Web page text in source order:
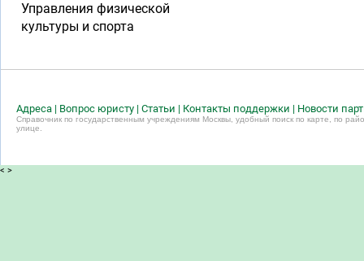
Управления физической
культуры и спорта
Адреса | Вопрос юристу | Статьи | Контакты поддержки | Новости
Справочник по государственным учреждениям Москвы, удобный поиск по карте, по
улице.
< >